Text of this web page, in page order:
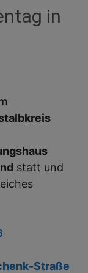
in
statt und
Straße